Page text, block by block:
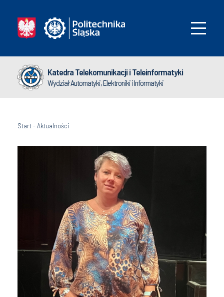
Katedra Telekomunikacji i Teleinformatyki
Wydział Automatyki, Elektroniki i Informatyki
Start-Aktualności